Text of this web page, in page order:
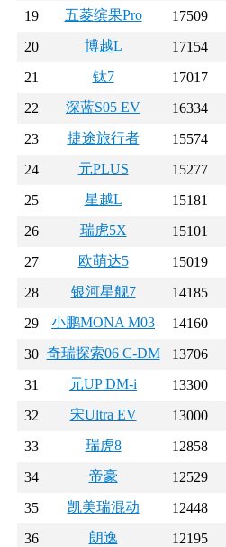
19
五菱缤果Pro 17509
20
博越L 17154
21
钛7 17017
22
深蓝S05 EV 16334
23
捷途旅行者 15574
24
元PLUS 15277
25
星越L 15181
26
瑞虎5X 15101
27
欧萌达5 15019
28
银河星舰7 14185
29
小鹏MONA M03 14160
30 奇瑞探索06 C-DM 13706
31
元UP DM-i 13300
32
宋Ultra EV 13000
33
瑞虎8 12858
34
帝豪 12529
35
凯美瑞混动 12448
36
朗逸 12195